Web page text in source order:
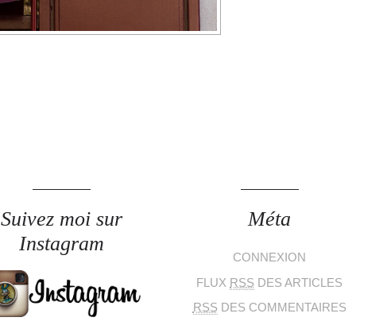
Suivez moi sur
Instagram
Méta
CONNEXION
FLUX RSS DES ARTICLES
RSS DES COMMENTAIRES